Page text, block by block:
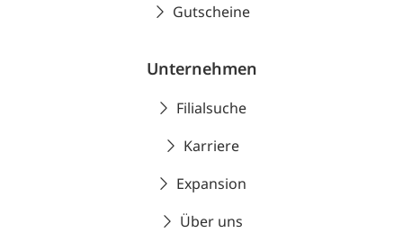
Gutscheine
Unternehmen
Filialsuche
Karriere
Expansion
Über uns